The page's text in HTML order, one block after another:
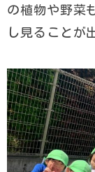
の植物や野菜
し見ることが